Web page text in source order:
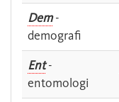
Dem-
demografi
Ent-
entomologi